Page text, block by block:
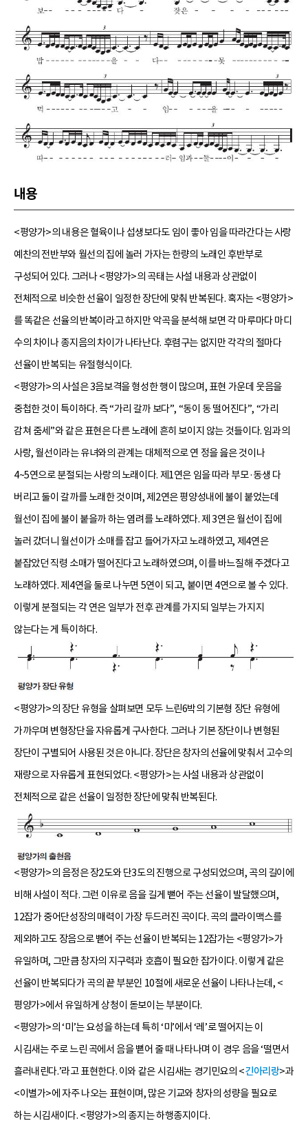
내용
<평양가>의 내용은 혈육이나 섭생보다도 임이 좋아 임을 따라간다는 사랑
예찬의 전반부와 월선의 집에 놀러 가자는 한량의 노래인 후반부로
구성되어 있다. 그러나 <평양가>의 곡태는 사설 내용과 상관없이
전체적으로 비슷한 선율이 일정한 장단에 맞춰 반복된다. 혹자는 <평양가>
를 똑같은 선율의 반복이라고 하지만 악곡을 분석해 보면 각 마루마다 마디
수의 차이나 종지음의 차이가 나타난다. 후렴구는 없지만 각각의 절마다
선율이 반복되는 유절형식이다.
<평양가>의 사설은 3음보격을 형성한 행이 많으며, 표현 가운데 웃음을
중첩한 것이 특이하다. 즉 “가리 갈까 보다”, “동이 동 떨어진다”, “가리
감쳐 줌세”와 같은 표현은 다른 노래에 흔히 보이지 않는 것들이다. 임과의
사랑, 월선이라는 유녀와의 관계는 대체적으로 연 정을 읊은 것이나
4~5연으로 분절되는 사랑의 노래이다. 제1연은 임을 따라 부모·동생 다
버리고 둘이 갈까를 노래한 것이며, 제2연은 평양성내에 불이 붙었는데
월선이 집에 불이 붙을까 하는 염려를 노래하였다. 제 3연은 월선이 집에
놀러 갔더니 월선이가 소매를 잡고 들어가자고 노래하였고, 제4연은
붙잡았던 직령 소매가 떨어진다고 노래하였으며, 이를 바느질해 주겠다고
노래하였다. 제4연을 둘로 나누면 5연이 되고, 붙이면 4연으로 볼 수 있다.
이렇게 분절되는 각 연은 일부가 전후 관계를 가지되 일부는 가지지
않는다는 게 특이하다.
<평양가>의 장단 유형을 살펴보면 모두 느린6박의 기본형 장단 유형에
가까우며 변형장단을 자유롭게 구사한다. 그러나 기본 장단이나 변형된
장단이 구별되어 사용된 것은 아니다. 장단은 창자의 선율에 맞춰서 고수의
재량으로 자유롭게 표현되었다. <평양가>는 사설 내용과 상관없이
전체적으로 같은 선율이 일정한 장단에 맞춰 반복된다.
<평양가>의 음정은 장2도와 단3도의 진행으로 구성되었으며, 곡의 길이에
비해 사설이 적다. 그런 이유로 음을 길게 뻗어 주는 선율이 발달했으며,
12잡가 중어단성장의 매력이 가장 두드러진 곡이다. 곡의 클라이맥스를
제외하고도 장음으로 뻗어 주는 선율이 반복되는 12잡가는 <평양가>가
유일하며, 그만큼 창자의 지구력과 호흡이 필요한 잡가이다. 이렇게 같은
선율이 반복되다가 곡의 끝 부분인 10절에 새로운 선율이 나타나는데, <
평양가>에서 유일하게 상청이 돋보이는 부분이다.
<평양가>의 ‘미’는 요성을 하는데 특히 ‘미’에서 ‘레’로 떨어지는 이
시김새는 주로 느린 곡에서 음을 뻗어 줄 때 나타나며 이 경우 음을 ‘떨면서
흘러내린다.’라고 표현한다. 이와 같은 시김새는 경기민요의 <긴아리랑>과
<이별가>에 자주 나오는 표현이며, 많은 기교와 창자의 성량을 필요로
하는 시김새이다. <평양가>의 종지는 하행종지이다.